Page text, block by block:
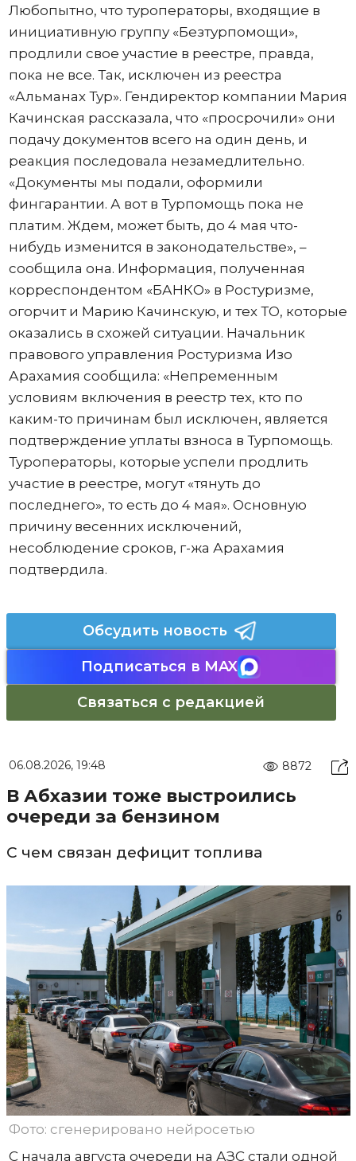
Любопытно, что туроператоры, входящие в
инициативную группу «Безтурпомощи»,
продлили свое участие в реестре, правда,
пока не все. Так, исключен из реестра
«Альманах Тур». Гендиректор компании Мария
Качинская рассказала, что «просрочили» они
подачу документов всего на один день, и
реакция последовала незамедлительно.
«Документы мы подали, оформили
фингарантии. А вот в Турпомощь пока не
платим. Ждем, может быть, до 4 мая что-
нибудь изменится в законодательстве», –
сообщила она. Информация, полученная
корреспондентом «БАНКО» в Ростуризме,
огорчит и Марию Качинскую, и тех ТО, которые
оказались в схожей ситуации. Начальник
правового управления Ростуризма Изо
Арахамия сообщила: «Непременным
условиям включения в реестр тех, кто по
каким-то причинам был исключен, является
подтверждение уплаты взноса в Турпомощь.
Туроператоры, которые успели продлить
участие в реестре, могут «тянуть до
последнего», то есть до 4 мая». Основную
причину весенних исключений,
несоблюдение сроков, г-жа Арахамия
подтвердила.
Обсудить новость
Подписаться в MAX
Связаться с редакцией
06.08.2026, 19:48 8872
В Абхазии тоже выстроились
очереди за бензином
С чем связан дефицит топлива
Фото: сгенерировано нейросетью
С начала августа очереди на АЗС стали одной